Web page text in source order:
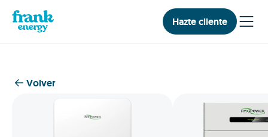
Hazte cliente
Volver